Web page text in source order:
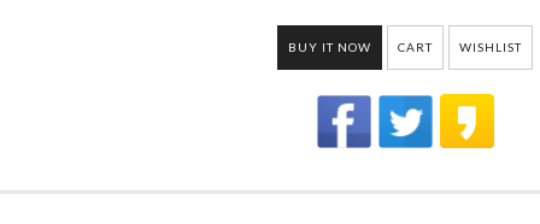
BUY IT NOW CART WISHLIST